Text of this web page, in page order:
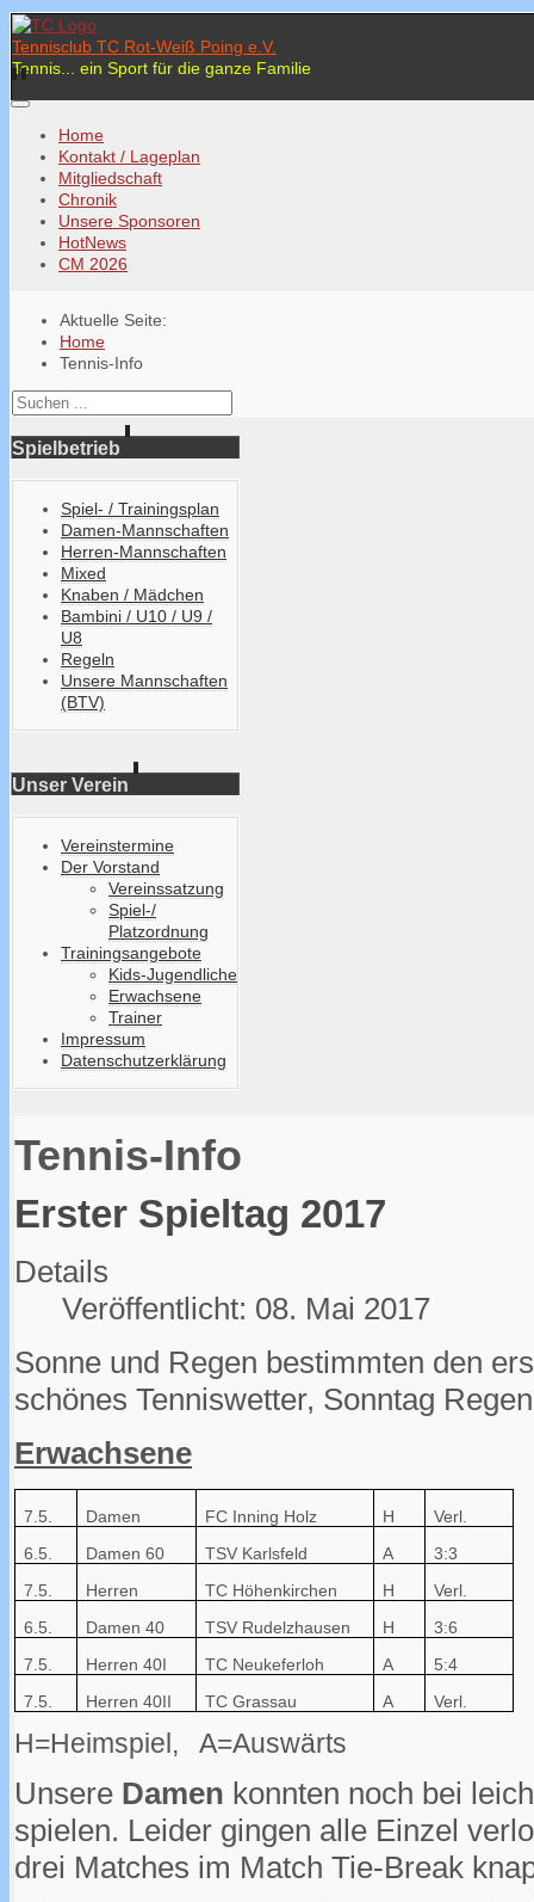
Tennisclub TC Rot-Weiß Poing e.V.
Tennis... ein Sport für die ganze Familie
Home
Kontakt / Lageplan
Mitgliedschaft
Chronik
Unsere Sponsoren
HotNews
CM 2026
Aktuelle Seite:
Home
Tennis-Info
Spielbetrieb
Spiel- / Trainingsplan
Damen-Mannschaften
Herren-Mannschaften
Mixed
Knaben / Mädchen
Bambini / U10 / U9 /
U8
Regeln
Unsere Mannschaften
(BTV)
Unser Verein
Vereinstermine
Der Vorstand
Vereinssatzung
Spiel-/
Platzordnung
Trainingsangebote
Kids-Jugendliche
Erwachsene
Trainer
Impressum
Datenschutzerklärung
Tennis-Info
Erster Spieltag 2017
Details
Veröffentlicht: 08. Mai 2017
Sonne und Regen bestimmten den
schönes Tenniswetter, Sonntag
Erwachsene
7.5. Damen FC Inning Holz H
Verl.
6.5.
Damen 60 TSV Karlsfeld A
3:3
7.5.
Herren TC Höhenkirchen H
Verl.
6.5.
Damen 40 TSV Rudelzhausen H
3:6
7.5.
Herren 40I TC Neukeferloh A
5:4
7.5.
Herren 40II TC Grassau A Verl.
H=Heimspiel, A=Auswärts
Unsere Damen konnten noch bei
spielen. Leider gingen alle Einzel
drei Matches im Match Tie-Break